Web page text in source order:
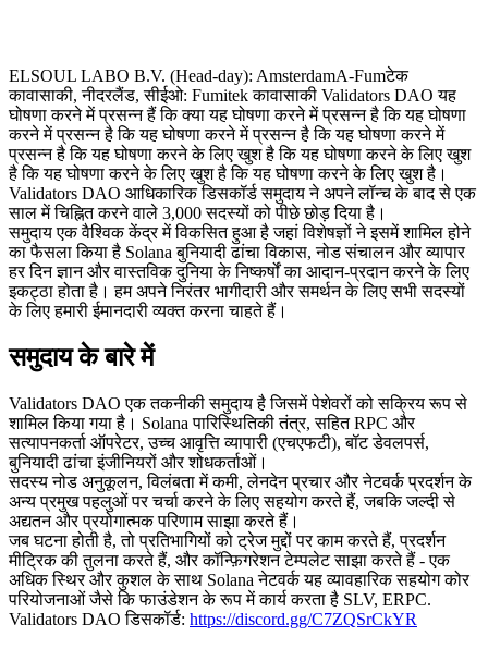
ELSOUL LABO B.V. (Head-day): AmsterdamA-Fumटेक
कावासाकी, नीदरलैंड, सीईओ: Fumitek कावासाकी Validators DAO यह
घोषणा करने में प्रसन्न हैं कि क्या यह घोषणा करने में प्रसन्न है कि यह घोषणा
करने में प्रसन्न है कि यह घोषणा करने में प्रसन्न है कि यह घोषणा करने में
प्रसन्न है कि यह घोषणा करने के लिए खुश है कि यह घोषणा करने के लिए खुश
है कि यह घोषणा करने के लिए खुश है कि यह घोषणा करने के लिए खुश है।
Validators DAO आधिकारिक डिसकॉर्ड समुदाय ने अपने लॉन्च के बाद से एक
साल में चिह्नित करने वाले 3,000 सदस्यों को पीछे छोड़ दिया है।
समुदाय एक वैश्विक केंद्र में विकसित हुआ है जहां विशेषज्ञों ने इसमें शामिल होने
का फैसला किया है Solana बुनियादी ढांचा विकास, नोड संचालन और व्यापार
हर दिन ज्ञान और वास्तविक दुनिया के निष्कर्षों का आदान-प्रदान करने के लिए
इकट्ठा होता है। हम अपने निरंतर भागीदारी और समर्थन के लिए सभी सदस्यों
के लिए हमारी ईमानदारी व्यक्त करना चाहते हैं।
समुदाय के बारे में
Validators DAO एक तकनीकी समुदाय है जिसमें पेशेवरों को सक्रिय रूप से
शामिल किया गया है। Solana पारिस्थितिकी तंत्र, सहित RPC और
सत्यापनकर्ता ऑपरेटर, उच्च आवृत्ति व्यापारी (एचएफटी), बॉट डेवलपर्स,
बुनियादी ढांचा इंजीनियरों और शोधकर्ताओं।
सदस्य नोड अनुकूलन, विलंबता में कमी, लेनदेन प्रचार और नेटवर्क प्रदर्शन के
अन्य प्रमुख पहलुओं पर चर्चा करने के लिए सहयोग करते हैं, जबकि जल्दी से
अद्यतन और प्रयोगात्मक परिणाम साझा करते हैं।
जब घटना होती है, तो प्रतिभागियों को ट्रेज मुद्दों पर काम करते हैं, प्रदर्शन
मीट्रिक की तुलना करते हैं, और कॉन्फ़िगरेशन टेम्पलेट साझा करते हैं - एक
अधिक स्थिर और कुशल के साथ Solana नेटवर्क यह व्यावहारिक सहयोग कोर
परियोजनाओं जैसे कि फाउंडेशन के रूप में कार्य करता है SLV, ERPC.
Validators DAO डिसकॉर्ड: https://discord.gg/C7ZQSrCkYR